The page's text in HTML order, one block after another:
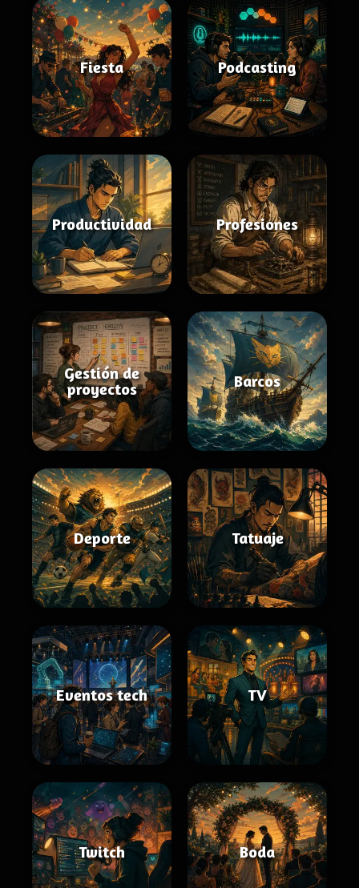
Fiesta Podcasting
Productividad Profesiones
Gestión de
proyectos
Barcos
Deporte Tatuaje
Eventos tech TV
Twitch Boda